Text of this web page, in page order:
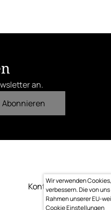
an.
Abonnieren
KontaktImpressum
Wir verwenden
verbessern. Die von
Rahmen unserer EU-
Cookie Einstellungen